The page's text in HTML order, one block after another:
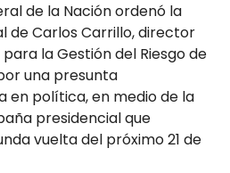
de la Nación ordenó la
de Carlos Carrillo, director
la Gestión del Riesgo de
una presunta
en política, en medio de la
presidencial que
vuelta del próximo 21 de